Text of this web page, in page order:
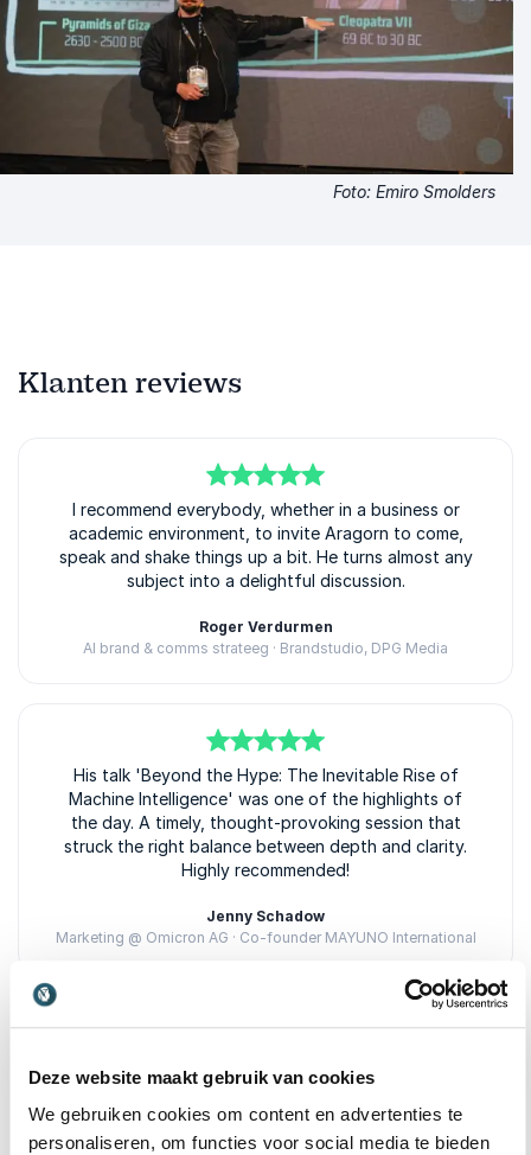
Deze website maakt gebruik van cookies
We gebruiken cookies om content en advertenties te
personaliseren, om functies voor social media te bieden
Foto: Emiro Smolders
Klanten reviews
van5
I recommend everybody, whether in a business or
academic environment, to invite Aragorn to come,
speak and shake things up a bit. He turns almost any
subject into a delightful discussion.
Roger Verdurmen
AI brand & comms strateeg · Brandstudio, DPG Media
van5
His talk 'Beyond the Hype: The Inevitable Rise of
Machine Intelligence' was one of the highlights of
the day. A timely, thought-provoking session that
struck the right balance between depth and clarity.
Highly recommended!
Jenny Schadow
Marketing @ Omicron AG · Co-founder MAYUNO International
van
and slightly disruptive — but always in a positive
way. His aim to shake up the audience and make us
realize that change is coming was more than